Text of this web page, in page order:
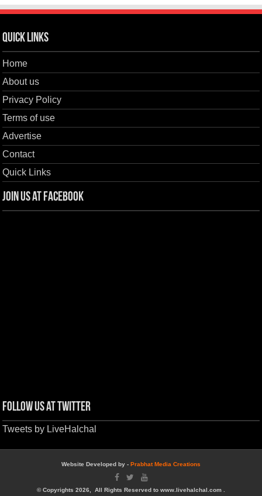
Quick Links
Home
About us
Privacy Policy
Terms of use
Advertise
Contact
Quick Links
Join us at Facebook
Follow us at Twitter
Tweets by LiveHalchal
Website Developed by - Prabhat Media Creations
© Copyrights 2026, All Rights Reserved to www.livehalchal.com .